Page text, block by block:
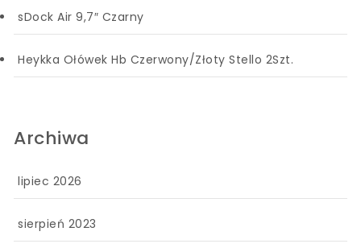
sDock Air 9,7″ Czarny
Heykka Ołówek Hb Czerwony/Złoty Stello 2Szt.
Archiwa
lipiec 2026
sierpień 2023